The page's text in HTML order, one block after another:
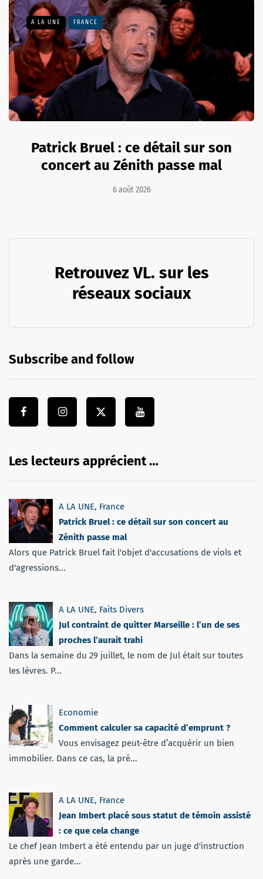
A LA UNE FRANCE
Patrick Bruel : ce détail sur son
concert au Zénith passe mal
6 août 2026
Retrouvez VL. sur les
réseaux sociaux
Subscribe and follow
Les lecteurs apprécient …
A LA UNE, France
Patrick Bruel : ce détail sur son concert au
Zénith passe mal
Alors que Patrick Bruel fait l'objet d'accusations de viols et
d'agressions...
A LA UNE, Faits Divers
Jul contraint de quitter Marseille : l’un de ses
proches l’aurait trahi
Dans la semaine du 29 juillet, le nom de Jul était sur toutes
les lèvres. P...
Economie
Comment calculer sa capacité d’emprunt ?
Vous envisagez peut-être d’acquérir un bien
immobilier. Dans ce cas, la pré...
A LA UNE, France
Jean Imbert placé sous statut de témoin assisté
: ce que cela change
Le chef Jean Imbert a été entendu par un juge d'instruction
après une garde...